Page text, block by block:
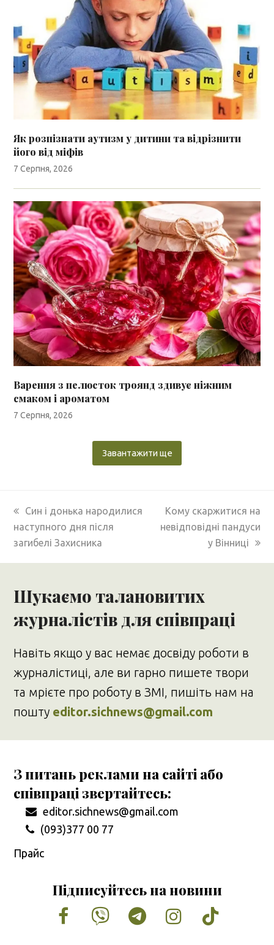
Як розпізнати аутизм у дитини та відрізнити
його від міфів
7 Серпня, 2026
Варення з пелюсток троянд здивує ніжним
смаком і ароматом
7 Серпня, 2026
Завантажити ще
previous
post:
Син і донька народилися
наступного дня після
загибелі Захисника
next
post:
Кому скаржитися на
невідповідні пандуси
у Вінниці
Шукаємо талановитих
журналістів для співпраці
Навіть якщо у вас немає досвіду роботи в
журналістиці, але ви гарно пишете твори
та мрієте про роботу в ЗМІ, пишіть нам на
пошту editor.sichnews@gmail.com
З питань реклами на сайті або
співпраці звертайтесь:
editor.sichnews@gmail.com
(093)377 00 77
Прайс
Підписуйтесь на новини
Facebook
VimeoTumblrInstagram
Tiktok